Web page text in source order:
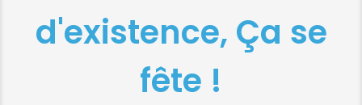
d'existence, Ça se
fête !